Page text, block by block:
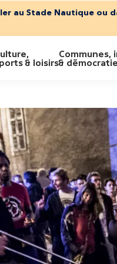
au Stade Nautique ou
& loisirs
Communes,
&